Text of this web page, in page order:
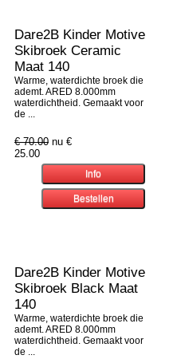
Dare2B Kinder Motive
Skibroek Ceramic
Maat 140
Warme, waterdichte broek die
ademt. ARED 8.000mm
waterdichtheid. Gemaakt voor
de ...
€ 70.00 nu €
25.00
Dare2B Kinder Motive
Skibroek Black Maat
140
Warme, waterdichte broek die
ademt. ARED 8.000mm
waterdichtheid. Gemaakt voor
de ...